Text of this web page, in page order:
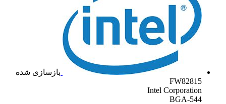
بازسازی شده
FW82815
Intel Corporation
BGA-544